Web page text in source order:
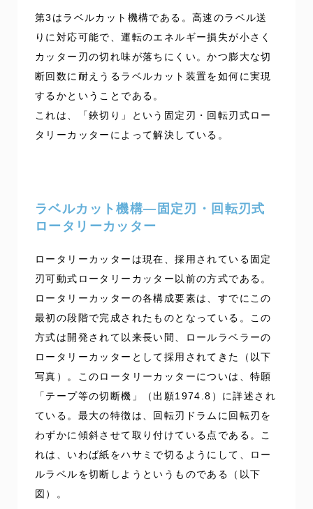
第3はラベルカット機構である。高速のラベル送
りに対応可能で、運転のエネルギー損失が小さく
カッター刃の切れ味が落ちにくい。かつ膨大な切
断回数に耐えうるラベルカット装置を如何に実現
するかということである。
これは、「鋏切り」という固定刃・回転刃式ロー
タリーカッターによって解決している。
ラベルカット機構―固定刃・回転刃式
ロータリーカッター
ロータリーカッターは現在、採用されている固定
刃可動式ロータリーカッター以前の方式である。
ロータリーカッターの各構成要素は、すでにこの
最初の段階で完成されたものとなっている。この
方式は開発されて以来長い間、ロールラベラーの
ロータリーカッターとして採用されてきた（以下
写真）。このロータリーカッターについは、特願
「テープ等の切断機」（出願1974.8）に詳述され
ている。最大の特徴は、回転刃ドラムに回転刃を
わずかに傾斜させて取り付けている点である。こ
れは、いわば紙をハサミで切るようにして、ロー
ルラベルを切断しようというものである（以下
図）。